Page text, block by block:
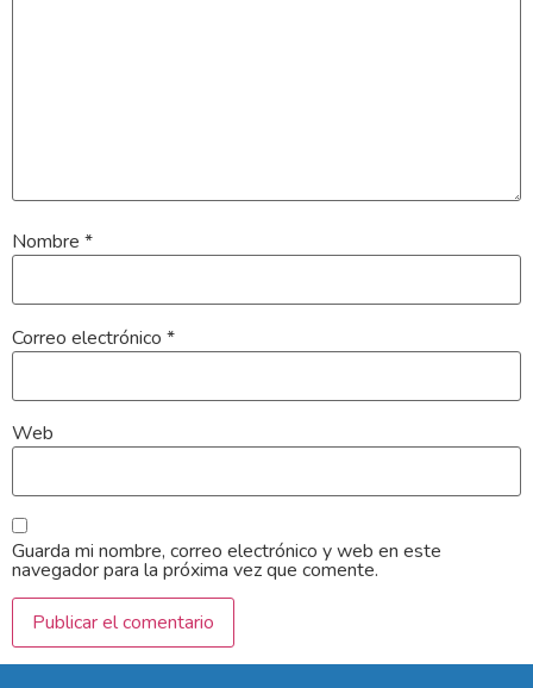
Nombre *
Correo electrónico *
Web
Guarda mi nombre, correo electrónico y web en este
navegador para la próxima vez que comente.